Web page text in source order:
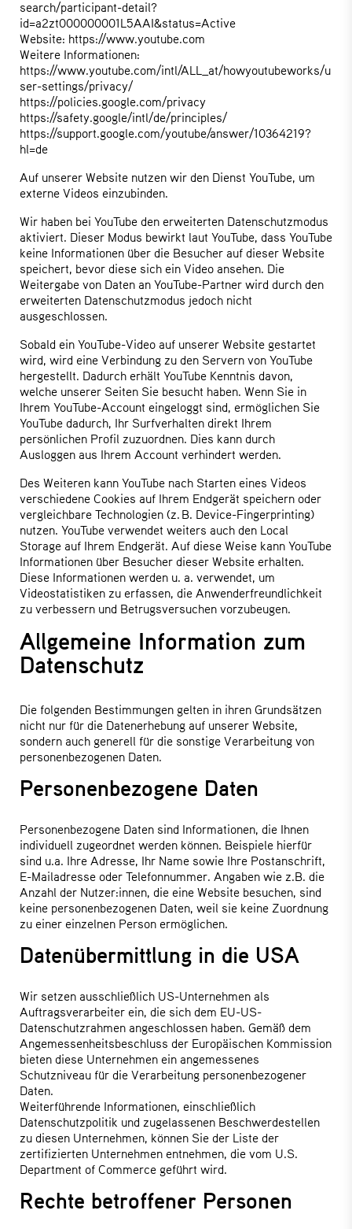
search/participant-detail?
id=a2zt000000001L5AAI&status=Active
Website: https://www.youtube.com
Weitere Informationen:
https://www.youtube.com/intl/ALL_at/howyoutubeworks/u
ser-settings/privacy/
https://policies.google.com/privacy
https://safety.google/intl/de/principles/
https://support.google.com/youtube/answer/10364219?
hl=de
Auf unserer Website nutzen wir den Dienst YouTube, um
externe Videos einzubinden.
Wir haben bei YouTube den erweiterten Datenschutzmodus
aktiviert. Dieser Modus bewirkt laut YouTube, dass YouTube
keine Informationen über die Besucher auf dieser Website
speichert, bevor diese sich ein Video ansehen. Die
Weitergabe von Daten an YouTube-Partner wird durch den
erweiterten Datenschutzmodus jedoch nicht
ausgeschlossen.
Sobald ein YouTube-Video auf unserer Website gestartet
wird, wird eine Verbindung zu den Servern von YouTube
hergestellt. Dadurch erhält YouTube Kenntnis davon,
welche unserer Seiten Sie besucht haben. Wenn Sie in
Ihrem YouTube-Account eingeloggt sind, ermöglichen Sie
YouTube dadurch, Ihr Surfverhalten direkt Ihrem
persönlichen Profil zuzuordnen. Dies kann durch
Ausloggen aus Ihrem Account verhindert werden.
Des Weiteren kann YouTube nach Starten eines Videos
verschiedene Cookies auf Ihrem Endgerät speichern oder
vergleichbare Technologien (z. B. Device-Fingerprinting)
nutzen. YouTube verwendet weiters auch den Local
Storage auf Ihrem Endgerät. Auf diese Weise kann YouTube
Informationen über Besucher dieser Website erhalten.
Diese Informationen werden u. a. verwendet, um
Videostatistiken zu erfassen, die Anwenderfreundlichkeit
zu verbessern und Betrugsversuchen vorzubeugen.
Allgemeine Information zum
Datenschutz
Die folgenden Bestimmungen gelten in ihren Grundsätzen
nicht nur für die Datenerhebung auf unserer Website,
sondern auch generell für die sonstige Verarbeitung von
personenbezogenen Daten.
Personenbezogene Daten
Personenbezogene Daten sind Informationen, die Ihnen
individuell zugeordnet werden können. Beispiele hierfür
sind u.a. Ihre Adresse, Ihr Name sowie Ihre Postanschrift,
E-Mailadresse oder Telefonnummer. Angaben wie z.B. die
Anzahl der Nutzer:innen, die eine Website besuchen, sind
keine personenbezogenen Daten, weil sie keine Zuordnung
zu einer einzelnen Person ermöglichen.
Datenübermittlung in die USA
Wir setzen ausschließlich US-Unternehmen als
Auftragsverarbeiter ein, die sich dem EU-US-
Datenschutzrahmen angeschlossen haben. Gemäß dem
Angemessenheitsbeschluss der Europäischen Kommission
bieten diese Unternehmen ein angemessenes
Schutzniveau für die Verarbeitung personenbezogener
Daten.
Weiterführende Informationen, einschließlich
Datenschutzpolitik und zugelassenen Beschwerdestellen
zu diesen Unternehmen, können Sie der Liste der
zertifizierten Unternehmen entnehmen, die vom U.S.
Department of Commerce geführt wird.
Rechte betroffener Personen